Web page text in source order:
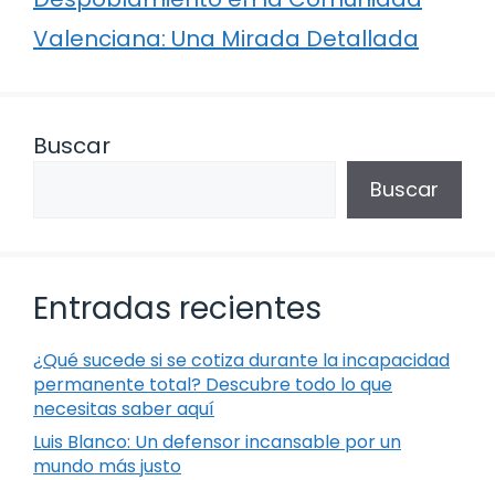
Valenciana: Una Mirada Detallada
Buscar
Buscar
Entradas recientes
¿Qué sucede si se cotiza durante la incapacidad
permanente total? Descubre todo lo que
necesitas saber aquí
Luis Blanco: Un defensor incansable por un
mundo más justo